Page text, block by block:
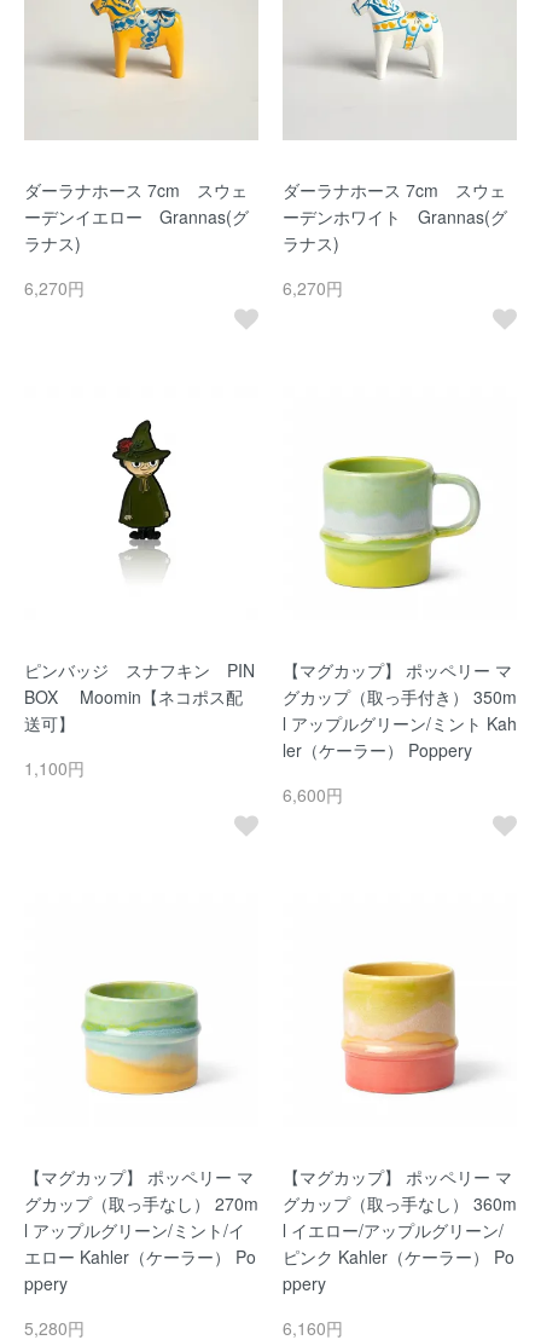
ダーラナホース 7cm スウェ
ーデンイエロー Grannas(グ
ラナス)
6,270円
ダーラナホース 7cm スウェ
ーデンホワイト Grannas(グ
ラナス)
6,270円
ピンバッジ スナフキン PIN
BOX Moomin【ネコポス配
送可】
1,100円
【マグカップ】 ポッペリー マ
グカップ（取っ手付き） 350m
l アップルグリーン/ミント Kah
ler（ケーラー） Poppery
6,600円
【マグカップ】 ポッペリー マ
グカップ（取っ手なし） 270m
l アップルグリーン/ミント/イ
エロー Kahler（ケーラー） Po
ppery
5,280円
【マグカップ】 ポッペリー マ
グカップ（取っ手なし） 360m
l イエロー/アップルグリーン/
ピンク Kahler（ケーラー） Po
ppery
6,160円